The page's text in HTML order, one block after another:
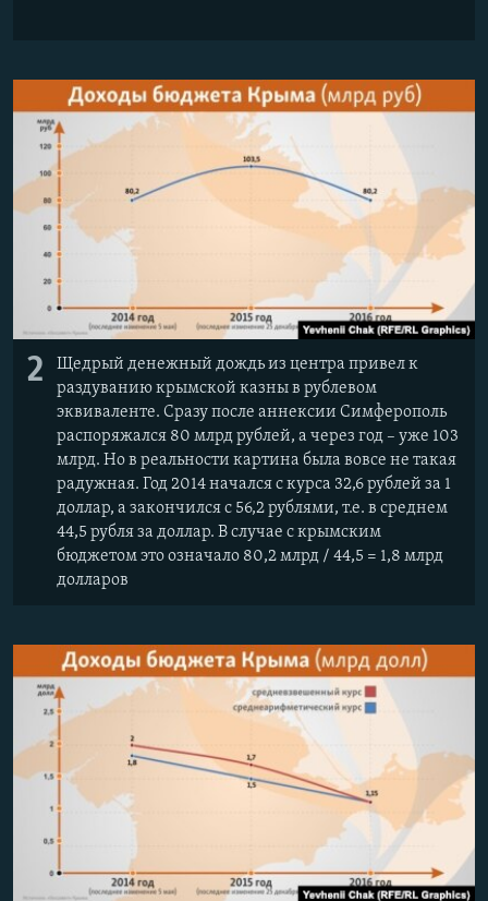
2
Щедрый денежный дождь из центра привел к
раздуванию крымской казны в рублевом
эквиваленте. Сразу после аннексии Симферополь
распоряжался 80 млрд рублей, а через год – уже 103
млрд. Но в реальности картина была вовсе не такая
радужная. Год 2014 начался с курса 32,6 рублей за 1
доллар, а закончился с 56,2 рублями, т.е. в среднем
44,5 рубля за доллар. В случае с крымским
бюджетом это означало 80,2 млрд / 44,5 = 1,8 млрд
долларов